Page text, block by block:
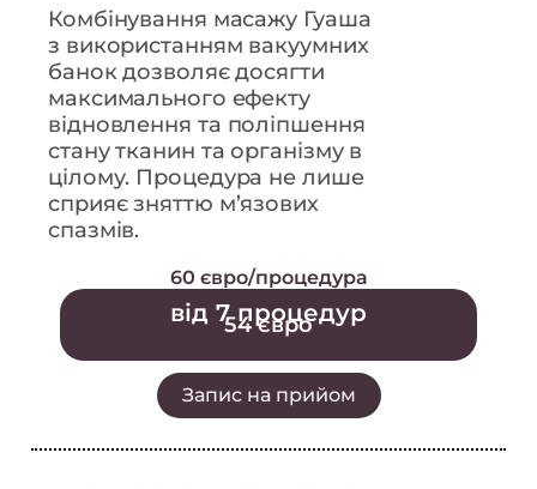
Комбінування масажу Гуаша
з використанням вакуумних
банок дозволяє досягти
максимального ефекту
відновлення та поліпшення
стану тканин та організму в
цілому. Процедура не лише
сприяє зняттю м’язових
спазмів.
60 євро/процедура
від 7 процедур
54 євро
Запис на прийом